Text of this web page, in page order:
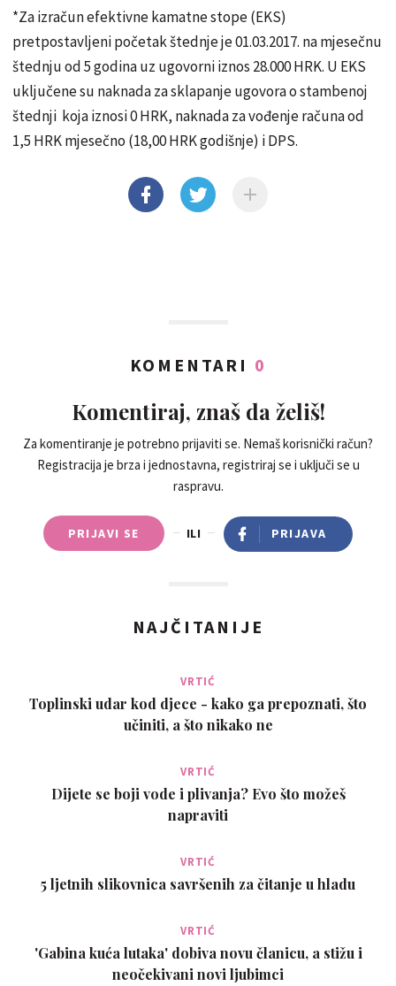
*Za izračun efektivne kamatne stope (EKS)
pretpostavljeni početak štednje je 01.03.2017. na mjesečnu
štednju od 5 godina uz ugovorni iznos 28.000 HRK. U EKS
uključene su naknada za sklapanje ugovora o stambenoj
štednji koja iznosi 0 HRK, naknada za vođenje računa od
1,5 HRK mjesečno (18,00 HRK godišnje) i DPS.
KOMENTARI 0
Komentiraj, znaš da želiš!
Za komentiranje je potrebno prijaviti se. Nemaš korisnički račun?
Registracija je brza i jednostavna, registriraj se i uključi se u
raspravu.
PRIJAVI SE ILI PRIJAVA
NAJČITANIJE
VRTIĆ
Toplinski udar kod djece - kako ga prepoznati, što
učiniti, a što nikako ne
VRTIĆ
Dijete se boji vode i plivanja? Evo što možeš
napraviti
VRTIĆ
5 ljetnih slikovnica savršenih za čitanje u hladu
VRTIĆ
'Gabina kuća lutaka' dobiva novu članicu, a stižu i
neočekivani novi ljubimci